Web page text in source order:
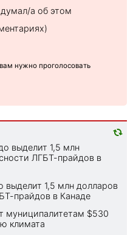
а об этом
нужно проголосовать
выделит 1,5 млн
ЛГБТ-прайдов в
выделит 1,5 млн долларов
прайдов в Канаде
муниципалитетам $530
климата